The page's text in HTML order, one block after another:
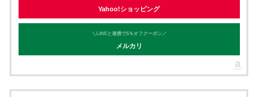
Yahoo!ショッピング
＼LINEと連携で5％オフクーポン／
メルカリ